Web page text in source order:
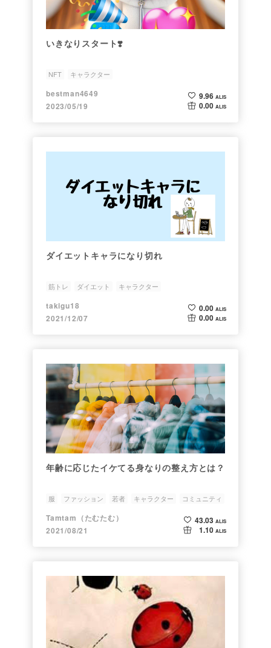
いきなりスタート❣️
NFT キャラクター
bestman4649
2023/05/19
9.96 ALIS
0.00 ALIS
ダイエットキャラになり切れ
筋トレ ダイエット キャラクター
takigu18
2021/12/07
0.00 ALIS
0.00 ALIS
年齢に応じたイケてる身なりの整え方とは？
服 ファッション 若者 キャラクター コミュニティ
Tamtam（たむたむ）
2021/08/21
43.03 ALIS
1.10 ALIS